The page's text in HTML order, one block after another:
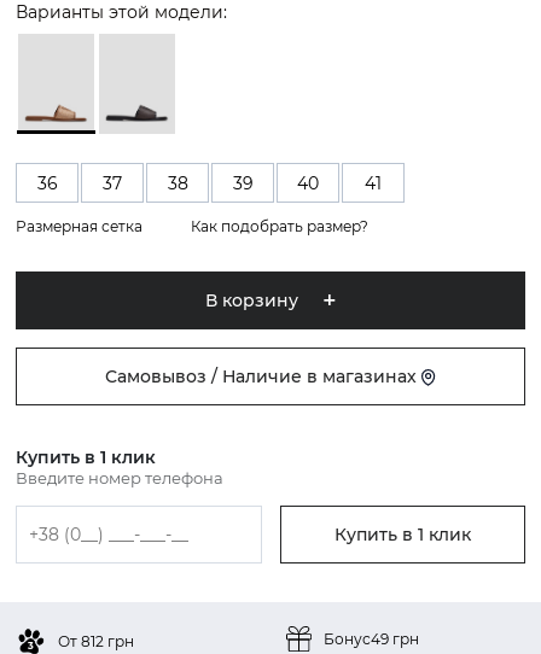
Варианты этой модели:
36 37 38 39 40 41
Размерная сетка Как подобрать размер?
В корзину
Самовывоз / Наличие в магазинах
Купить в 1 клик
Введите номер телефона
Купить в 1 клик
От 812 грн
Бонус49 грн